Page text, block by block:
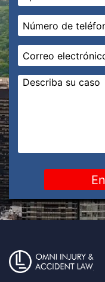
Última
Teléfono*
Correo
electrónico*
Mensaje*